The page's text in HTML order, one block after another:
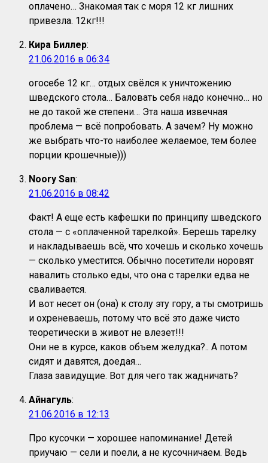
оплачено… Знакомая так с моря 12 кг лишних
привезла. 12кг!!!
Кира Биллер:
21.06.2016 в 06:34
огосебе 12 кг… отдых свёлся к уничтожению
шведского стола… Баловать себя надо конечно… но
не до такой же степени… Эта наша извечная
проблема — всё попробовать. А зачем? Ну можно
же выбрать что-то наиболее желаемое, тем более
порции крошечные)))
Noory San:
21.06.2016 в 08:42
Факт! А еще есть кафешки по принципу шведского
стола — с «оплаченной тарелкой». Берешь тарелку
и накладываешь всё, что хочешь и сколько хочешь
— сколько уместится. Обычно посетители норовят
навалить столько еды, что она с тарелки едва не
сваливается.
И вот несет он (она) к столу эту гору, а ты смотришь
и охреневаешь, потому что всё это даже чисто
теоретически в живот не влезет!!!
Они не в курсе, каков объем желудка?.. А потом
сидят и давятся, доедая…
Глаза завидущие. Вот для чего так жадничать?
Айнагуль:
21.06.2016 в 12:13
Про кусочки — хорошее напоминание! Детей
приучаю — сели и поели, а не кусочничаем. Ведь